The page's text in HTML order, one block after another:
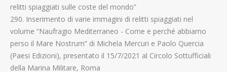
relitti spiaggiati sulle coste del mondo”
290. Inserimento di varie immagini di relitti spiaggiati nel
volume “Naufragio Mediterraneo - Come e perché abbiamo
perso il Mare Nostrum” di Michela Mercuri e Paolo Quercia
(Paesi Edizioni), presentato il 15/7/2021 al Circolo Sottufficiali
della Marina Militare, Roma